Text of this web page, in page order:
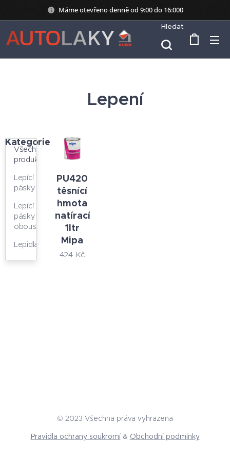
Máme otevřeno denně od 9:00 do 16:000
Hledat
Lepení
Kategorie
Všechny
produkty
Lepící
pásky
Lepící
pásky
oboustranné
Lepidla
PU420
těsnící
hmota
natírací
1ltr
Mipa
424Kč
© 2023 Všechna práva vyhrazena
Pravidla ochrany soukromí& Obchodní podmínky